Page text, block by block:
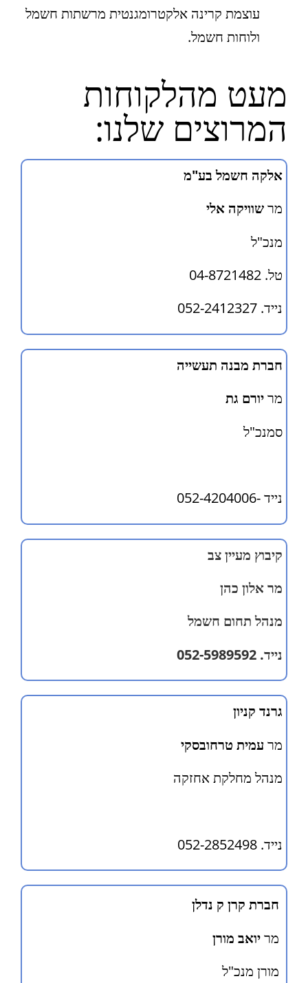
עוצמת קרינה אלקטרומגנטית מרשתות חשמל
ולוחות חשמל.
מעט מהלקוחות
המרוצים שלנו:
אלקה חשמל בע"מ
מרשוויקה אלי
מנכ"ל
טל. 04-8721482
נייד. 052-2412327
חברת מבנה תעשייה
מריורם גת
סמנכ"ל
נייד -052-4204006
קיבוץ מעיין צב
מר אלון כהן
מנהל תחום חשמל
נייד. 052-5989592
גרנד קניון
מר עמית טרחובסקי
מנהל מחלקת אחזקה
נייד. 052-2852498
חברת קרן ק נדלן
מריואב מורן
מורן מנכ"ל